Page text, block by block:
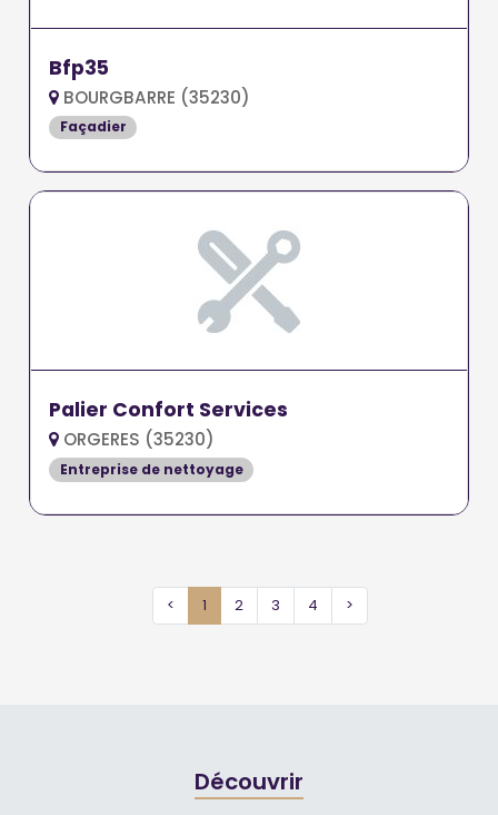
Bfp35
BOURGBARRE (35230)
Façadier
Palier Confort Services
ORGERES (35230)
Entreprise de nettoyage
< 1 2 3 4 >
Découvrir